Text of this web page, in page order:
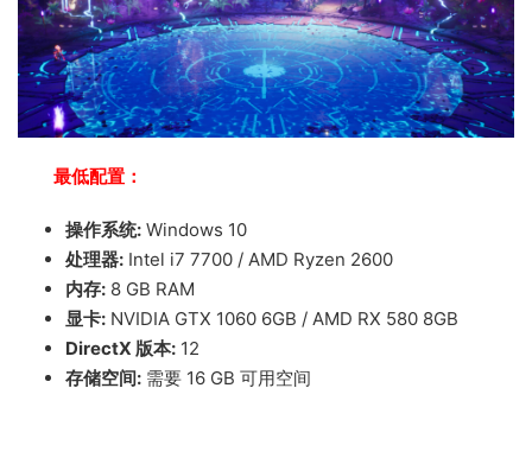
最低配置：
操作系统: Windows 10
处理器: Intel i7 7700 / AMD Ryzen 2600
内存: 8 GB RAM
显卡: NVIDIA GTX 1060 6GB / AMD RX 580 8GB
DirectX 版本: 12
存储空间: 需要 16 GB 可用空间